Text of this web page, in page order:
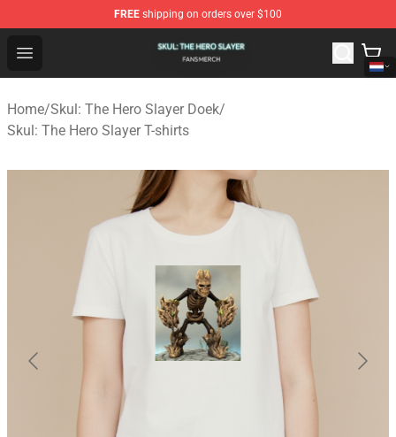
FREE shipping on orders over $100
Open menu
Skul: The Hero Slayer Shop - Official Skul: The Hero
Home/Skul: The Hero Slayer Doek/
Skul: The Hero Slayer T-shirts